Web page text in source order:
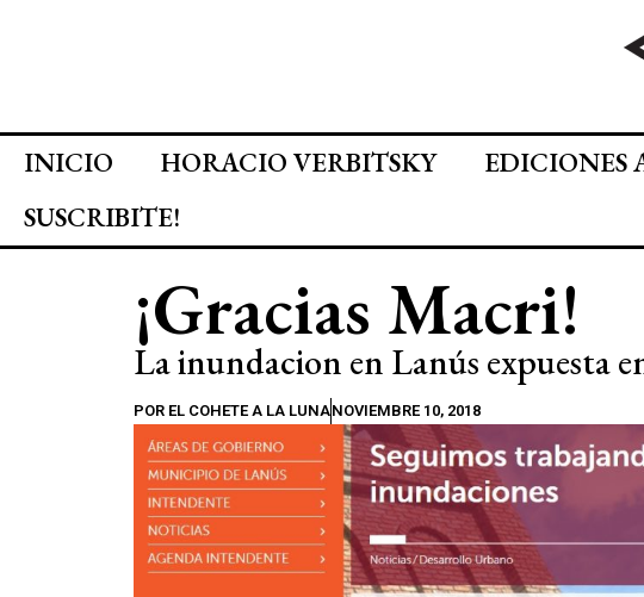
INICIO HORACIO VERBITSKY EDICIONES
SUSCRIBITE!
¡Gracias Macri!
La inundacion en Lanús expuesta
POR EL COHETE A LA LUNANOVIEMBRE 10, 2018